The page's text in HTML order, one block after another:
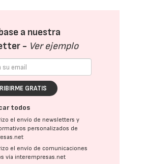
a nuestra
- Ver ejemplo
GRATIS
todos
el envío de newsletters y
personalizados de
el envío de comunicaciones
vía interempresas.net